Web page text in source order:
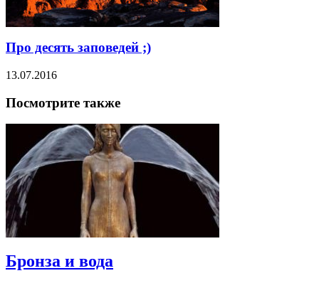
Про десять заповедей ;)
13.07.2016
Посмотрите также
Бронза и вода